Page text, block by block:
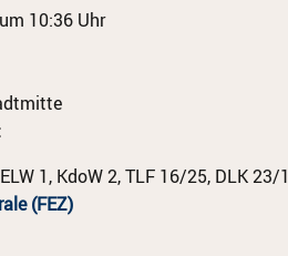
10:36 Uhr
ELW 1, KdoW 2, TLF 16/25, DLK
(FEZ)